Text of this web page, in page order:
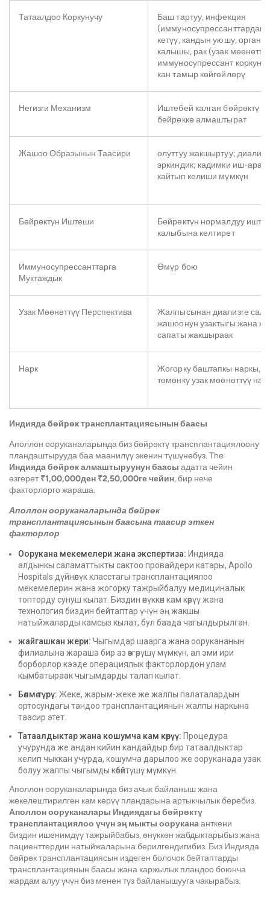
Татаалдоо Коркунучу
Баш тартуу, инфекция
(иммуносупрессанттардан
кетүү, кандын уюшу,
калышы, рак (узак
иммуносупрессант
кан тамыр көйгөйлөрү
Негизги Механизм
Иштебей калган бөйрөктү
бөйрөккө алмаштырат
Жашоо Образынын Таасири
олуттуу жакшыртуу;
эркиндик; кадимки иш-
кайтып келиши мүмкүн
Бөйрөктүн Иштеши
Бөйрөктүн нормалдуу
калыбына келтирет
Иммуносупрессанттарга
Муктаждык
Өмүр бою
Узак Мөөнөттүү Перспектива
Жалпысынан диализге
жашоонун узактыгы жана
сапаты жакшыраак
Нарк
Жогорку баштапкы наркы,
төмөнкү узак мөөнөттүү
Индияда бөйрөк трансплантациясынын баасы
Аполлон ооруканаларында биз бөйрөктү трансплантациялоону
пландаштырууда баа маанилүү экенин түшүнөбүз. The
Индияда бөйрөк алмаштыруунун баасы адатта чейин
өзгөрөт ₹1,00,000ден ₹2,50,000ге чейин, бир нече
факторлорго жараша.
Аполлон ооруканаларында бөйрөк
трансплантациясынын баасына таасир эткен
факторлор
Оорукана мекемелери жана экспертиза: Индияда
алдынкы саламаттыкты сактоо провайдери катары, Apollo
Hospitals дүйнөлүк класстагы трансплантациялоо
мекемелерин жана жогорку тажрыйбалуу медициналык
топторду сунуш кылат. Биздин өнүккөн кам көрүү жана
технология биздин бейтаптар үчүн эң жакшы
натыйжаларды камсыз кылат, бул баада чагылдырылган.
жайгашкан жери: Чыгымдар шаарга жана оорукананын
филиалына жараша бир аз өзгөрүшү мүмкүн, ал эми ири
борборлор кээде операциялык факторлордон улам
кымбатыраак чыгымдарды талап кылат.
Бөлмө түрү: Жеке, жарым-жеке же жалпы палаталардын
ортосундагы тандоо трансплантациянын жалпы наркына
таасир этет.
Татаалдыктар жана кошумча кам көрүү: Процедура
учурунда же андан кийин кандайдыр бир татаалдыктар
келип чыккан учурда, кошумча дарылоо же ооруканада узак
болуу жалпы чыгымды көбөйтүшү мүмкүн.
Аполлон ооруканаларында биз ачык байланыш жана
жекелештирилген кам көрүү пландарына артыкчылык беребиз.
Аполлон ооруканалары Индиядагы бөйрөктү
трансплантациялоо үчүн эң мыкты ооруканаанткени
биздин ишенимдүү тажрыйбабыз, өнүккөн жабдыктарыбыз жана
пациенттердин натыйжаларына берилгендигибиз. Биз Индияда
бөйрөк трансплантациясын издеген болочок бейтаптарды
трансплантациянын баасы жана каржылык пландоо боюнча
жардам алуу үчүн биз менен түз байланышууга чакырабыз.